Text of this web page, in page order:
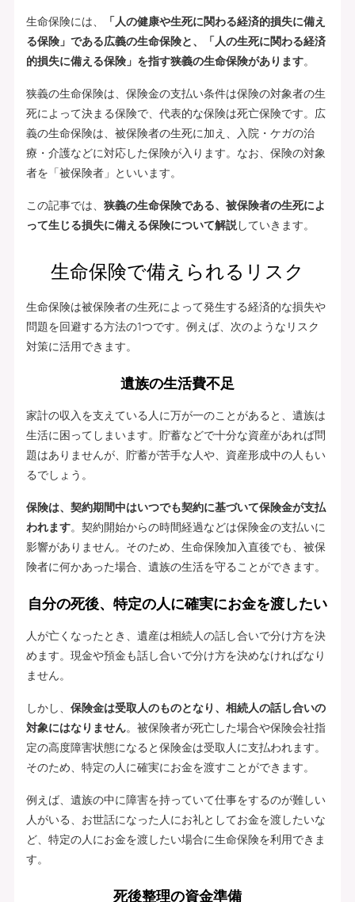
生命保険には、
「人の健康や生死に関わる経済的損失に備え
る保険」である広義の生命保険と、「人の生死に関わる経済
的損失に備える保険」を指す狭義の生命保険があります。
狭義の生命保険は、保険金の支払い条件は保険の対象者の生
死によって決まる保険で、代表的な保険は死亡保険です。広
義の生命保険は、被保険者の生死に加え、入院・ケガの治
療・介護などに対応した保険が入ります。なお、保険の対象
者を「被保険者」といいます。
この記事では、 狭義の生命保険である、被保険者の生死によ
って生じる損失に備える保険について解説していきます。
生命保険で備えられるリスク
生命保険は被保険者の生死によって発生する経済的な損失や
問題を回避する方法の1つです。例えば、次のようなリスク
対策に活用できます。
遺族の生活費不足
家計の収入を支えている人に万が一のことがあると、遺族は
生活に困ってしまいます。貯蓄などで十分な資産があれば問
題はありませんが、貯蓄が苦手な人や、資産形成中の人もい
るでしょう。
保険は、契約期間中はいつでも契約に基づいて保険金が支払
われます。契約開始からの時間経過などは保険金の支払いに
影響がありません。そのため、生命保険加入直後でも、被保
険者に何かあった場合、遺族の生活を守ることができます。
自分の死後、特定の人に確実にお金を渡したい
人が亡くなったとき、遺産は相続人の話し合いで分け方を決
めます。現金や預金も話し合いで分け方を決めなければなり
ません。
しかし、 保険金は受取人のものとなり、相続人の話し合いの
対象にはなりません。被保険者が死亡した場合や保険会社指
定の高度障害状態になると保険金は受取人に支払われます。
そのため、特定の人に確実にお金を渡すことができます。
例えば、遺族の中に障害を持っていて仕事をするのが難しい
人がいる、お世話になった人にお礼としてお金を渡したいな
ど、特定の人にお金を渡したい場合に生命保険を利用できま
す。
死後整理の資金準備